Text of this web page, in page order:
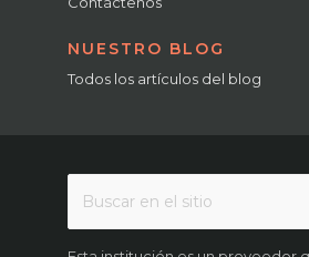
NUESTRO BLOG
Todos los artículos del blog